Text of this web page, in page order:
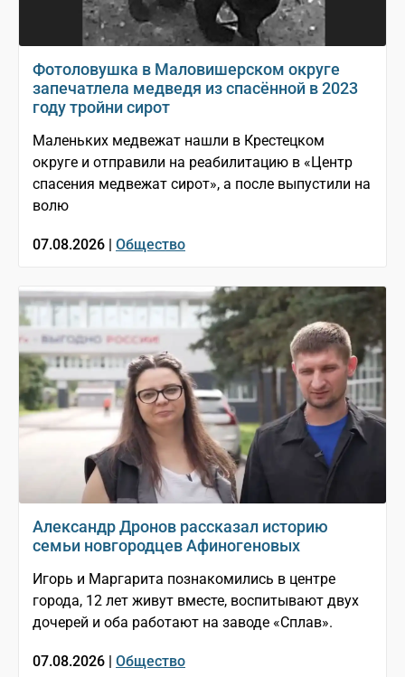
Фотоловушка в Маловишерском округе
запечатлела медведя из спасённой в 2023
году тройни сирот
Маленьких медвежат нашли в Крестецком
округе и отправили на реабилитацию в «Центр
спасения медвежат сирот», а после выпустили на
волю
07.08.2026 | Общество
Александр Дронов рассказал историю
семьи новгородцев Афиногеновых
Игорь и Маргарита познакомились в центре
города, 12 лет живут вместе, воспитывают двух
дочерей и оба работают на заводе «Сплав».
07.08.2026 | Общество